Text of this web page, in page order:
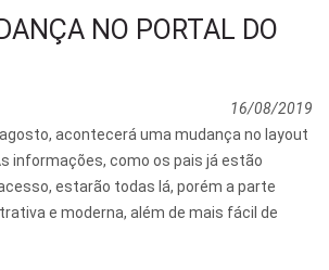
NO PORTAL DO
16/08/2019
acontecerá uma mudança no layout
informações, como os pais já estão
estarão todas lá, porém a parte
e moderna, além de mais fácil de